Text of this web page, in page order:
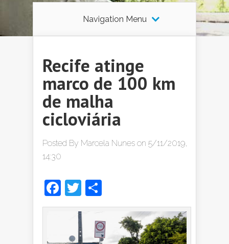
Navigation Menu
Recife atinge
marco de 100 km
de malha
cicloviária
Posted By Marcela Nunes on 5/11/2019,
14:30
Facebook
Twitter